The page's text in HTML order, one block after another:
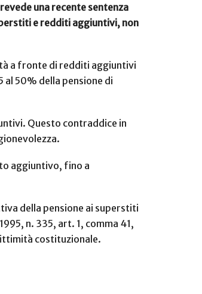
una recente sentenza
e redditi aggiuntivi, non
a fronte di redditi aggiuntivi
al 50% della pensione di
Questo contraddice in
aggiuntivo, fino a
della pensione ai superstiti
n. 335, art. 1, comma 41,
costituzionale.